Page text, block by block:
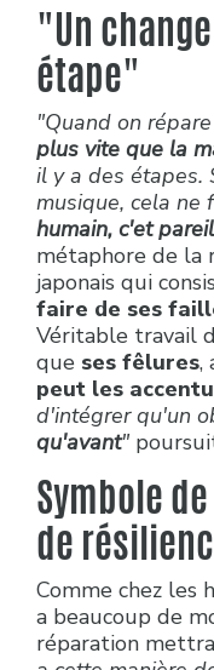
"Un
étape"
"Quand on
plus vite que la
il y a des étapes.
musique, cela ne
humain, c'et pareil
métaphore de la
japonais qui
faire de ses
Véritable travail
que ses fêlures,
peut les
d'intégrer qu'un
qu'avant"
Symbole
de
Comme chez les
a beaucoup de
réparation